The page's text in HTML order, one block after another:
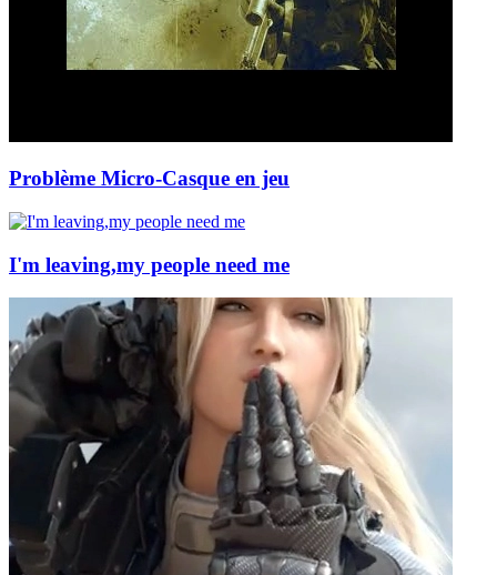
Problème Micro-Casque en jeu
I'm leaving,my people need me